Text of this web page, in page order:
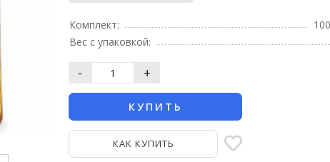
Комплект:
Вес с упаковкой:
- +
КУПИТЬ
КАК КУПИТЬ